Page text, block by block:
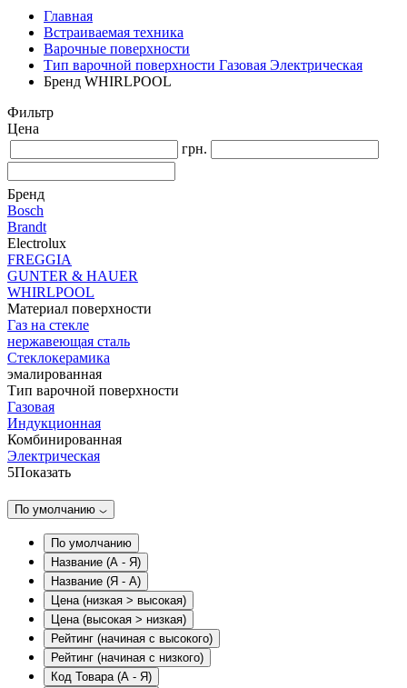
Главная
Встраиваемая техника
Варочные поверхности
Тип варочной поверхности Газовая Электрическая
Бренд WHIRLPOOL
Фильтр
Цена
грн.
Бренд
Bosch
Brandt
Electrolux
FREGGIA
GUNTER & HAUER
WHIRLPOOL
Материал поверхности
Газ на стекле
нержавеющая сталь
Стеклокерамика
эмалированная
Тип варочной поверхности
Газовая
Индукционная
Комбинированная
Электрическая
5Показать
По умолчанию
По умолчанию
Название (А - Я)
Название (Я - А)
Цена (низкая > высокая)
Цена (высокая > низкая)
Рейтинг (начиная с высокого)
Рейтинг (начиная с низкого)
Код Товара (А - Я)